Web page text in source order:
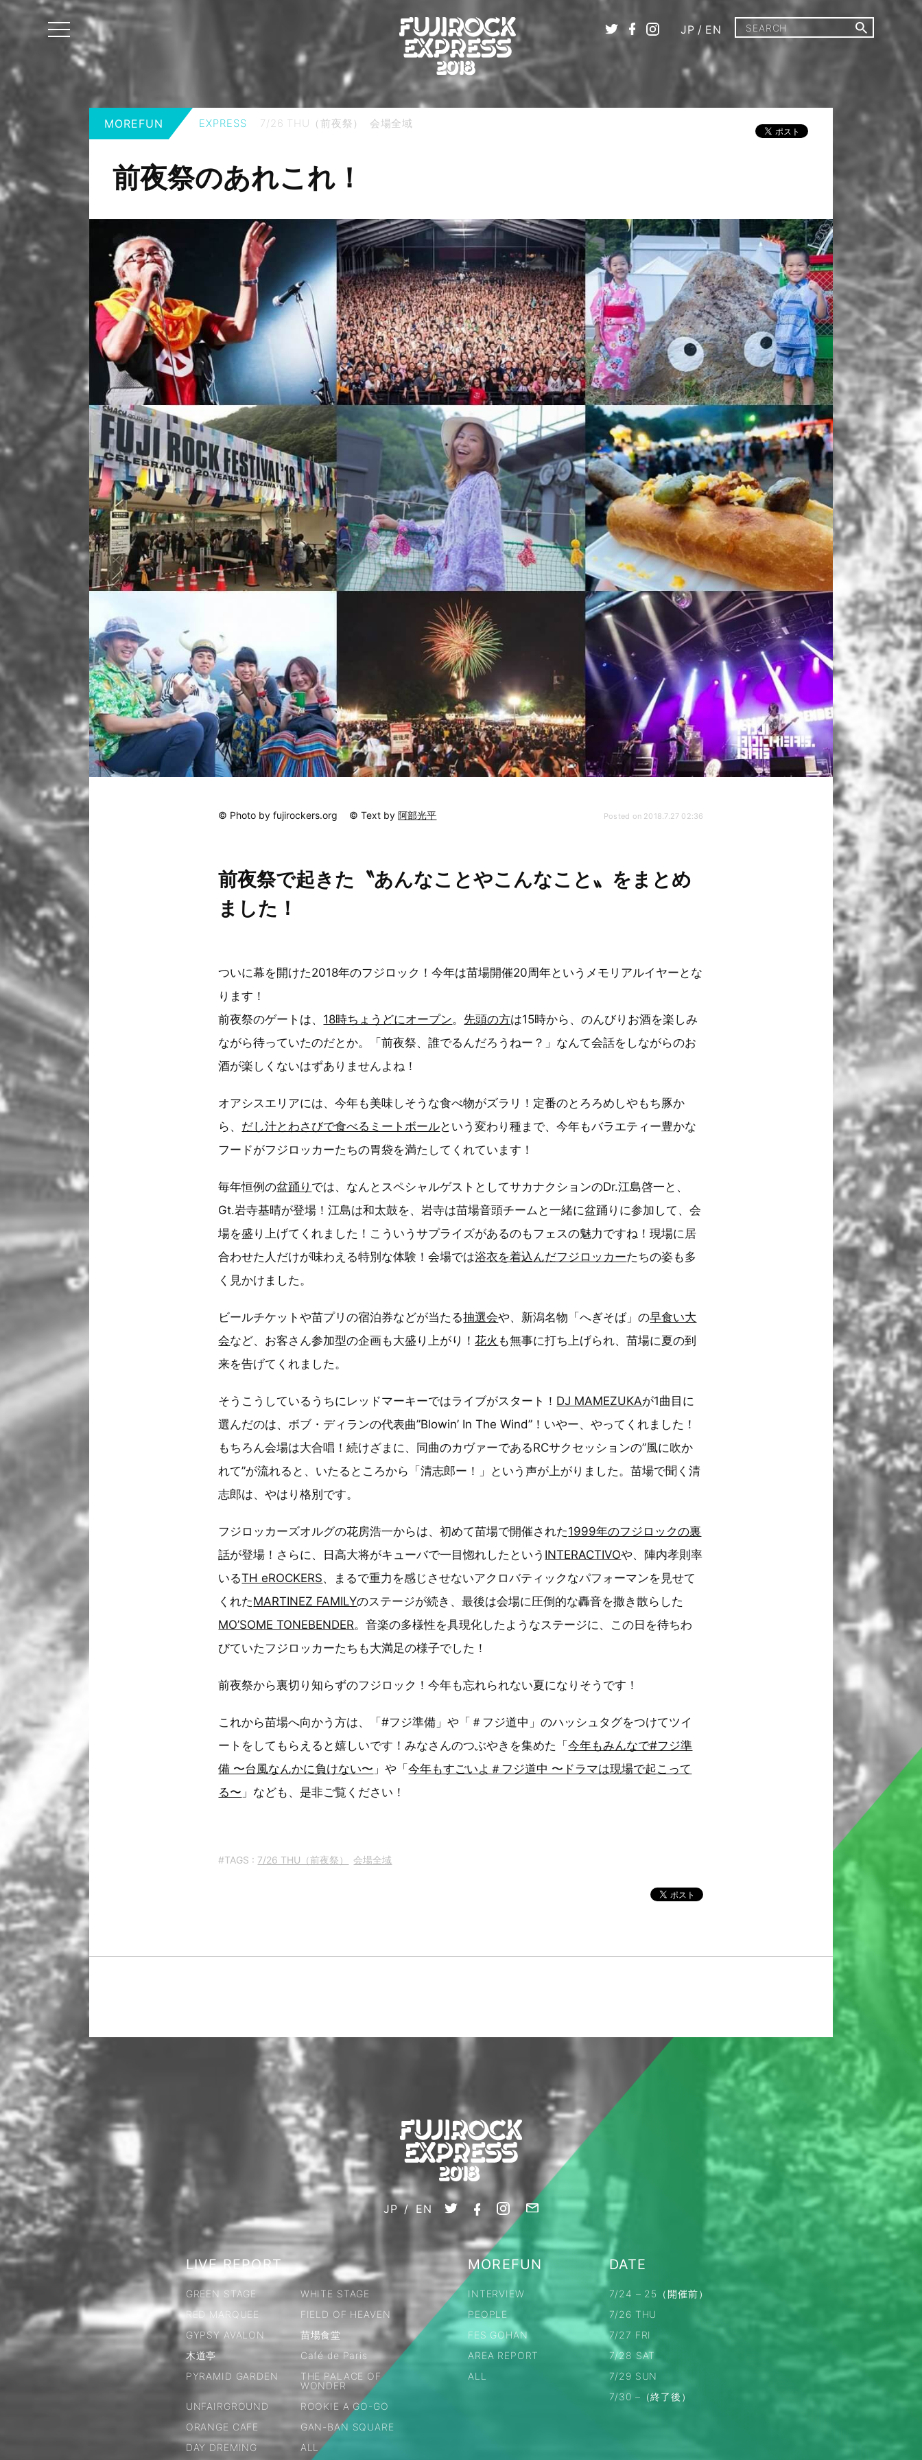
JP / EN
MOREFUN EXPRESS 7/26 THU（前夜祭） 会場全域
前夜祭のあれこれ！
© Photo by fujirockers.org © Text by阿部光平 Posted on 2018.7.27 02:36
前夜祭で起きた〝あんなことやこんなこと〟をまとめ
ました！
ついに幕を開けた2018年のフジロック！今年は苗場開催20周年というメモリアルイヤーとな
ります！
前夜祭のゲートは、 18時ちょうどにオープン。 先頭の方は15時から、のんびりお酒を楽しみ
ながら待っていたのだとか。「前夜祭、誰でるんだろうねー？」なんて会話をしながらのお
酒が楽しくないはずありませんよね！
オアシスエリアには、今年も美味しそうな食べ物がズラリ！定番のとろろめしやもち豚か
ら、 だし汁とわさびで食べるミートボールという変わり種まで、今年もバラエティー豊かな
フードがフジロッカーたちの胃袋を満たしてくれています！
毎年恒例の盆踊り では、なんとスペシャルゲストとしてサカナクションのDr.江島啓一と、
Gt.岩寺基晴が登場！江島は和太鼓を、岩寺は苗場音頭チームと一緒に盆踊りに参加して、会
場を盛り上げてくれました！こういうサプライズがあるのもフェスの魅力ですね！現場に居
合わせた人だけが味わえる特別な体験！会場では浴衣を着込んだフジロッカーたちの姿も多
く見かけました。
ビールチケットや苗プリの宿泊券などが当たる抽選会や、新潟名物「へぎそば」の早食い大
会など、お客さん参加型の企画も大盛り上がり！花火 も無事に打ち上げられ、苗場に夏の到
来を告げてくれました。
そうこうしているうちにレッドマーキーではライブがスタート！ DJ MAMEZUKAが1曲目に
選んだのは、ボブ・ディランの代表曲”Blowin’ In The Wind”！いやー、やってくれました！
もちろん会場は大合唱！続けざまに、同曲のカヴァーであるRCサクセッションの”風に吹か
れて”が流れると、いたるところから「清志郎ー！」という声が上がりました。苗場で聞く清
志郎は、やはり格別です。
フジロッカーズオルグの花房浩一からは、初めて苗場で開催された1999年のフジロックの裏
話が登場！さらに、日高大将がキューバで一目惚れしたという INTERACTIVOや、陣内孝則率
いるTH eROCKERS、まるで重力を感じさせないアクロバティックなパフォーマンを見せて
くれたMARTINEZ FAMILYのステージが続き、最後は会場に圧倒的な轟音を撒き散らした
MO’SOME TONEBENDER。音楽の多様性を具現化したようなステージに、この日を待ちわ
びていたフジロッカーたちも大満足の様子でした！
前夜祭から裏切り知らずのフジロック！今年も忘れられない夏になりそうです！
これから苗場へ向かう方は、「#フジ準備」や「＃フジ道中」のハッシュタグをつけてツイ
ートをしてもらえると嬉しいです！みなさんのつぶやきを集めた「今年もみんなで#フジ準
備 〜台風なんかに負けない〜 」や「今年もすごいよ＃フジ道中 〜ドラマは現場で起こって
る〜 」なども、是非ご覧ください！
#TAGS : 7/26 THU（前夜祭） 会場全域
JP / EN
LIVE REPORT
GREEN STAGE
WHITE STAGE
RED MARQUEE
FIELD OF HEAVEN
GYPSY AVALON
苗場食堂
木道亭
Café de Paris
PYRAMID GARDEN
THE PALACE OF
WONDER
UNFAIRGROUND
ROOKIE A GO-GO
ORANGE CAFE
GAN-BAN SQUARE
DAY DREMING
ALL
MOREFUN
INTERVIEW
PEOPLE
FES GOHAN
AREA REPORT
ALL
DATE
7/24 – 25（開催前）
7/26 THU
7/27 FRI
7/28 SAT
7/29 SUN
7/30 –（終了後）